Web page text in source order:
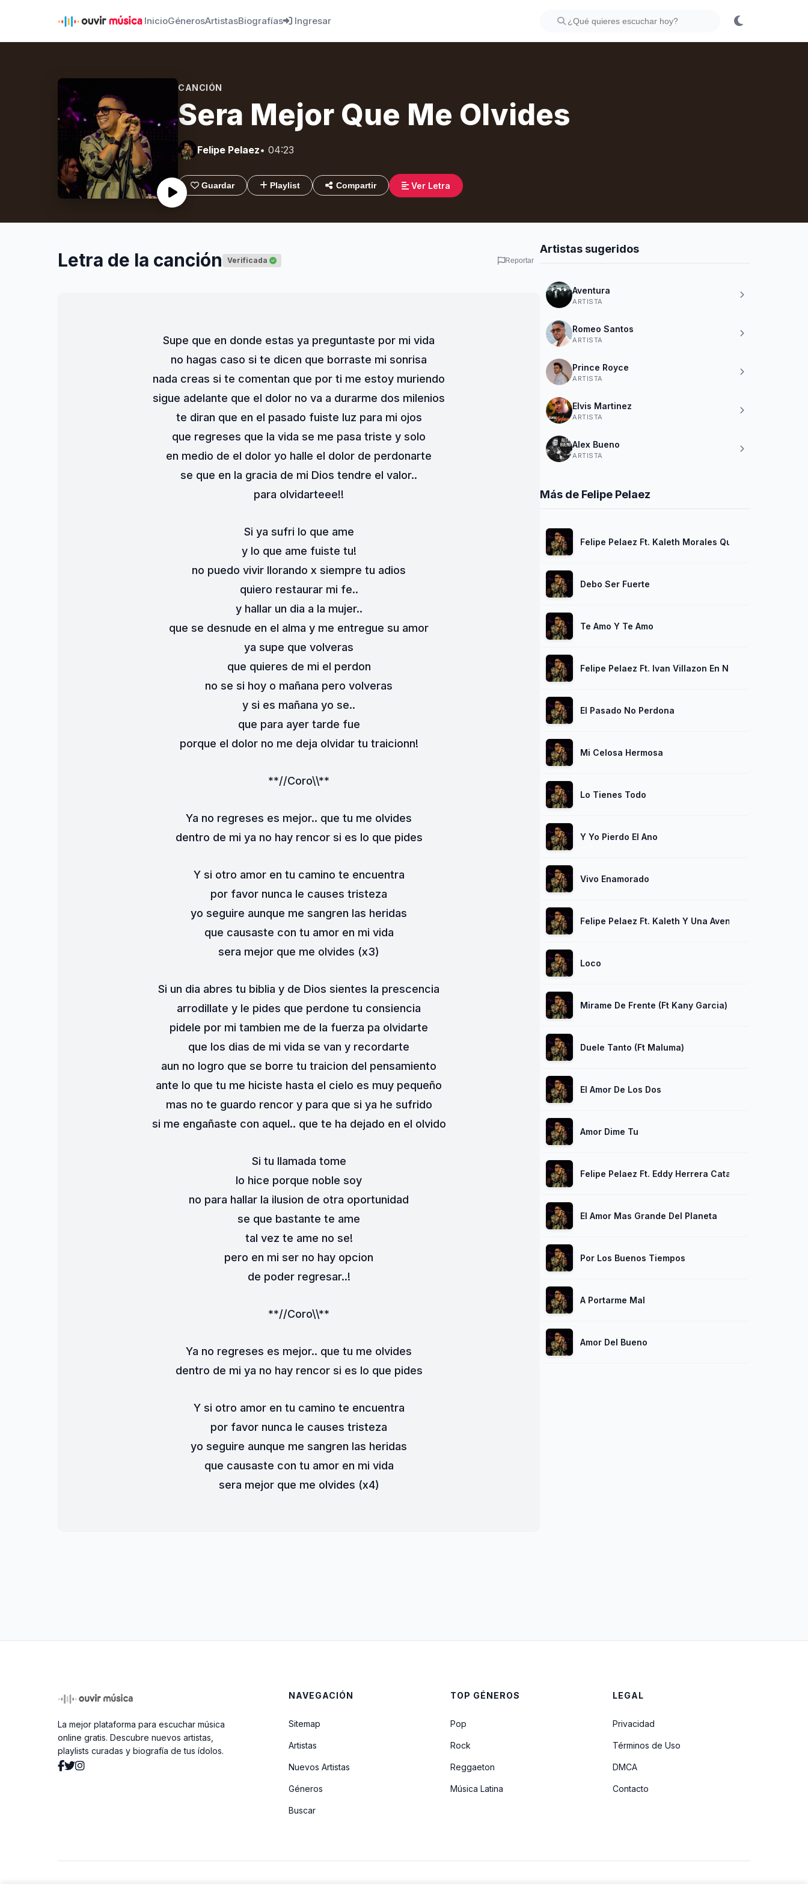
InicioGénerosArtistasBiografías Ingresar
CANCIÓN
Sera Mejor Que Me Olvides
Felipe Pelaez• 04:23
Guardar Playlist Compartir Ver Letra
Letra de la canción Verificada Reportar
Supe que en donde estas ya preguntaste por mi vida
no hagas caso si te dicen que borraste mi sonrisa
nada creas si te comentan que por ti me estoy muriendo
sigue adelante que el dolor no va a durarme dos milenios
te diran que en el pasado fuiste luz para mi ojos
que regreses que la vida se me pasa triste y solo
en medio de el dolor yo halle el dolor de perdonarte
se que en la gracia de mi Dios tendre el valor..
para olvidarteee!!
Si ya sufri lo que ame
y lo que ame fuiste tu!
no puedo vivir llorando x siempre tu adios
quiero restaurar mi fe..
y hallar un dia a la mujer..
que se desnude en el alma y me entregue su amor
ya supe que volveras
que quieres de mi el perdon
no se si hoy o mañana pero volveras
y si es mañana yo se..
que para ayer tarde fue
porque el dolor no me deja olvidar tu traicionn!
**//Coro\\**
Ya no regreses es mejor.. que tu me olvides
dentro de mi ya no hay rencor si es lo que pides
Y si otro amor en tu camino te encuentra
por favor nunca le causes tristeza
yo seguire aunque me sangren las heridas
que causaste con tu amor en mi vida
sera mejor que me olvides (x3)
Si un dia abres tu biblia y de Dios sientes la prescencia
arrodillate y le pides que perdone tu consiencia
pidele por mi tambien me de la fuerza pa olvidarte
que los dias de mi vida se van y recordarte
aun no logro que se borre tu traicion del pensamiento
ante lo que tu me hiciste hasta el cielo es muy pequeño
mas no te guardo rencor y para que si ya he sufrido
si me engañaste con aquel.. que te ha dejado en el olvido
Si tu llamada tome
lo hice porque noble soy
no para hallar la ilusion de otra oportunidad
se que bastante te ame
tal vez te ame no se!
pero en mi ser no hay opcion
de poder regresar..!
**//Coro\\**
Ya no regreses es mejor.. que tu me olvides
dentro de mi ya no hay rencor si es lo que pides
Y si otro amor en tu camino te encuentra
por favor nunca le causes tristeza
yo seguire aunque me sangren las heridas
que causaste con tu amor en mi vida
sera mejor que me olvides (x4)
Artistas sugeridos
Aventura
ARTISTA
Romeo Santos
ARTISTA
Prince Royce
ARTISTA
Elvis Martinez
ARTISTA
Alex Bueno
ARTISTA
Más de Felipe Pelaez
Felipe Pelaez Ft. Kaleth Morales Que Me Puedas
Debo Ser Fuerte
Te Amo Y Te Amo
Felipe Pelaez Ft. Ivan Villazon En Nombre De Los
El Pasado No Perdona
Mi Celosa Hermosa
Lo Tienes Todo
Y Yo Pierdo El Ano
Vivo Enamorado
Felipe Pelaez Ft. Kaleth Y Una Aventura Mas
Loco
Mirame De Frente (Ft Kany Garcia)
Duele Tanto (Ft Maluma)
El Amor De Los Dos
Amor Dime Tu
Felipe Pelaez Ft. Eddy Herrera Catapum
El Amor Mas Grande Del Planeta
Por Los Buenos Tiempos
A Portarme Mal
Amor Del Bueno
La mejor plataforma para escuchar música
online gratis. Descubre nuevos artistas,
playlists curadas y biografía de tus ídolos.
NAVEGACIÓN
Sitemap
Artistas
Nuevos Artistas
Géneros
Buscar
TOP GÉNEROS
Pop
Rock
Reggaeton
Música Latina
LEGAL
Privacidad
Términos de Uso
DMCA
Contacto